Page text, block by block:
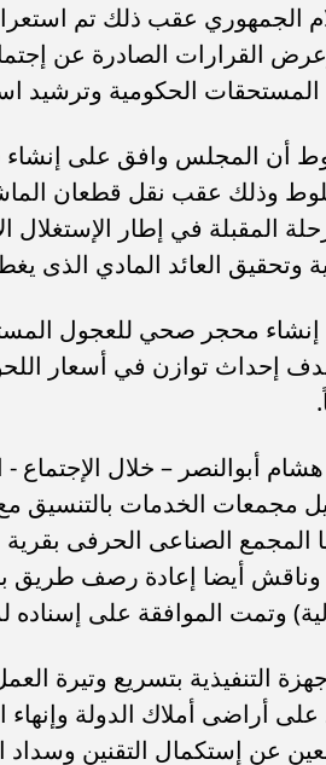
الجمهوري عقب ذلك تم
الحكومية وترشيد
أن المجلس وافق على إنشاء
وذلك عقب نقل قطعان
المقبلة في إطار
وتحقيق العائد المادي الذى
محجر صحي للعجول
إحداث توازن في أسعار
أبوالنصر – خلال الإجتماع -
الخدمات بالتنسيق مع
المجمع الصناعى الحرفى
وناقش أيضا إعادة رصف
وتمت الموافقة على
التنفيذية بتسريع وتيرة
على أراضى أملاك الدولة وإنهاء
عن إستكمال التقنين